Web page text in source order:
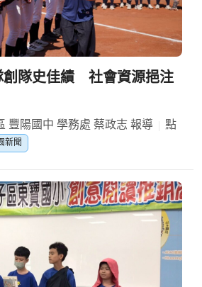
創隊史佳績 社會資源挹注
豐陽國中 學務處 蔡政志 報導
點
新聞